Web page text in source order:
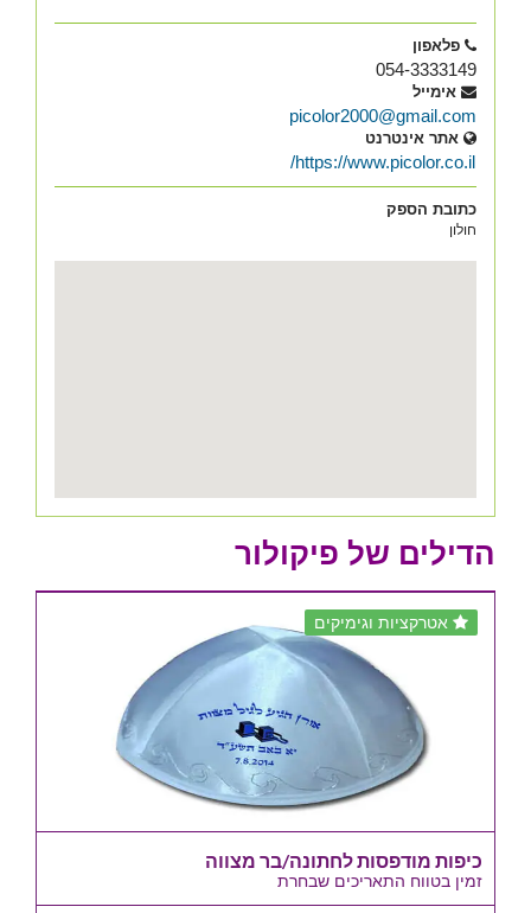
פלאפון
054-3333149
אימייל
picolor2000@gmail.com
אתר אינטרנט
https://www.picolor.co.il/
כתובת הספק
חולון
הדילים של פיקולור
אטרקציות וגימיקים
כיפות מודפסות לחתונה/בר מצווה
זמין בטווח התאריכים שבחרת